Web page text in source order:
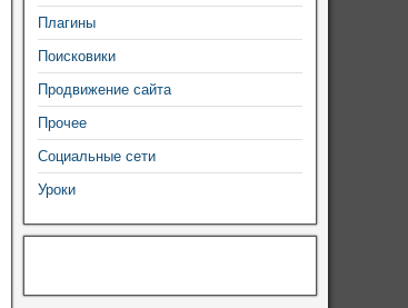
Плагины
Поисковики
Продвижение сайта
Прочее
Социальные сети
Уроки